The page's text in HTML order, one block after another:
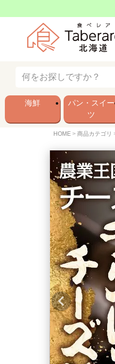
海鮮
パン・スイー
ツ
HOME 商品カテゴリ